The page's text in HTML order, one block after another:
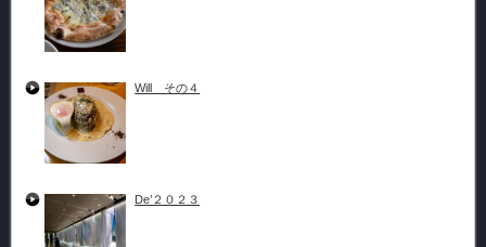
Will その４
De’２０２３